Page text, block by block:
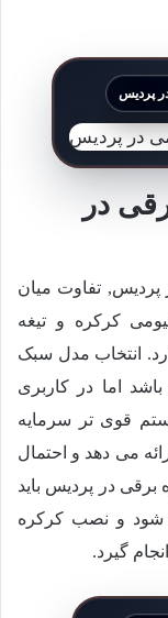
پردیس
در
تفاوت میان
کرکره و تیغه
انتخاب مدل سبک
اما در کاربری
قوی تر سرمایه
می دهد و احتمال
در پردیس باید
شود و نصب کرکره
گیرد.